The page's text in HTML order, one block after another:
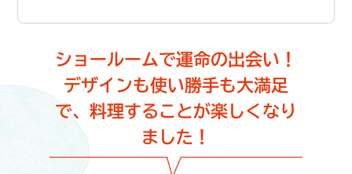
ショールームで運命の出会い！
デザインも使い勝手も大満足
で、 料理することが楽しくなり
ました！